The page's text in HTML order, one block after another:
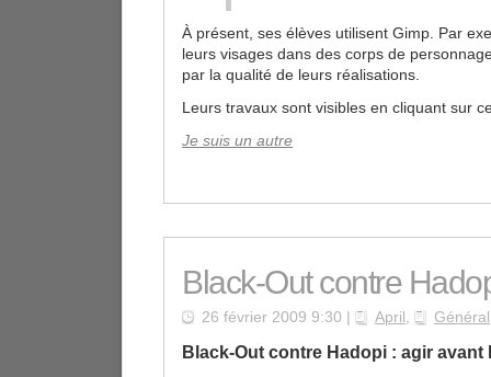
À présent, ses élèves utilisent Gimp. Par
leurs visages dans des corps de
par la qualité de leurs réalisations.
Leurs travaux sont visibles en cliquant sur
Je suis un autre
Black-Out contre
26 février 2009 9:30 | April , Général
Black-Out contre Hadopi : agir avant